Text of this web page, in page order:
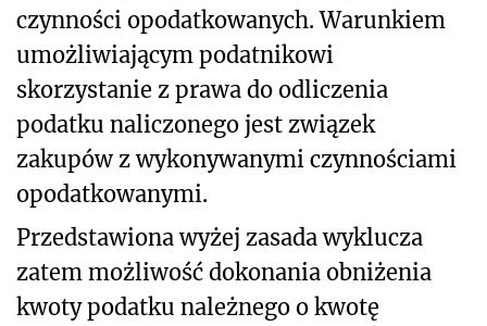
czynności opodatkowanych. Warunkiem
umożliwiającym podatnikowi
skorzystanie z prawa do odliczenia
podatku naliczonego jest związek
zakupów z wykonywanymi czynnościami
opodatkowanymi.
Przedstawiona wyżej zasada wyklucza
zatem możliwość dokonania obniżenia
kwoty podatku należnego o kwotę